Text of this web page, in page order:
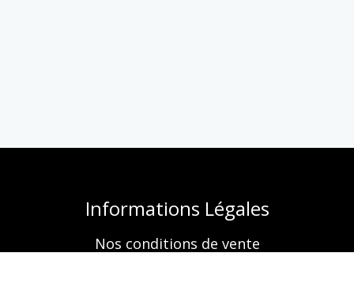
Informations Légales
Nos conditions de vente